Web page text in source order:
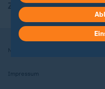
ZDFheute Apps
Nutzungsbedingungen
Impressum
Hier findest du das
Weitere Informationen
Datenschutzerklärung.